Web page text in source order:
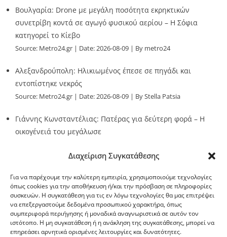
Διαχείριση Συγκατάθεσης
Για να παρέχουμε την καλύτερη εμπειρία, χρησιμοποιούμε τεχνολογίες
όπως cookies για την αποθήκευση ή/και την πρόσβαση σε πληροφορίες
συσκευών. Η συγκατάθεση για τις εν λόγω τεχνολογίες θα μας επιτρέψει
να επεξεργαστούμε δεδομένα προσωπικού χαρακτήρα, όπως
συμπεριφορά περιήγησης ή μοναδικά αναγνωριστικά σε αυτόν τον
ιστότοπο. Η μη συγκατάθεση ή η ανάκληση της συγκατάθεσης, μπορεί να
επηρεάσει αρνητικά ορισμένες λειτουργίες και δυνατότητες.
Βουλγαρία: Drone με μεγάλη ποσότητα εκρηκτικών
συνετρίβη κοντά σε αγωγό φυσικού αερίου – Η Σόφια
κατηγορεί το Κίεβο
Source: Metro24.gr Date: 2026-08-09 By metro24
Αλεξανδρούπολη: Ηλικιωμένος έπεσε σε πηγάδι και
εντοπίστηκε νεκρός
Source: Metro24.gr Date: 2026-08-09 By Stella Patsia
Γιάννης Κωνσταντέλιας: Πατέρας για δεύτερη φορά – Η
οικογένειά του μεγάλωσε
G-point.gr